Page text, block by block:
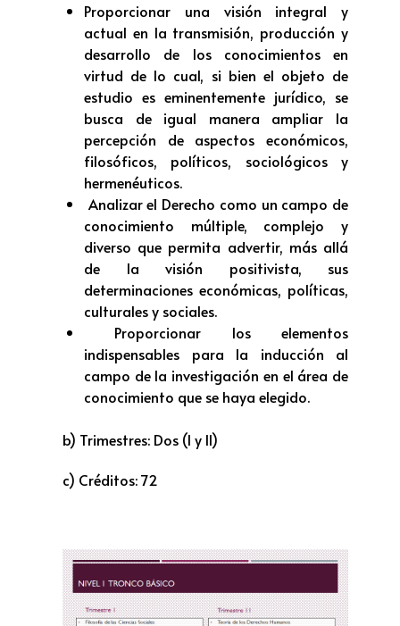
Proporcionar una visión integral y
actual en la transmisión, producción y
desarrollo de los conocimientos en
virtud de lo cual, si bien el objeto de
estudio es eminentemente jurídico, se
busca de igual manera ampliar la
percepción de aspectos económicos,
filosóficos, políticos, sociológicos y
hermenéuticos.
Analizar el Derecho como un campo de
conocimiento múltiple, complejo y
diverso que permita advertir, más allá
de la visión positivista, sus
determinaciones económicas, políticas,
culturales y sociales.
Proporcionar los elementos
indispensables para la inducción al
campo de la investigación en el área de
conocimiento que se haya elegido.
b) Trimestres: Dos (I y II)
c) Créditos: 72